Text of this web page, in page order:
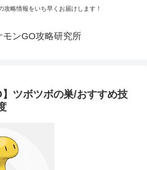
攻略情報をいち早くお届けします！
モンGO攻略研究所
】ツボツボの巣/おすすめ技